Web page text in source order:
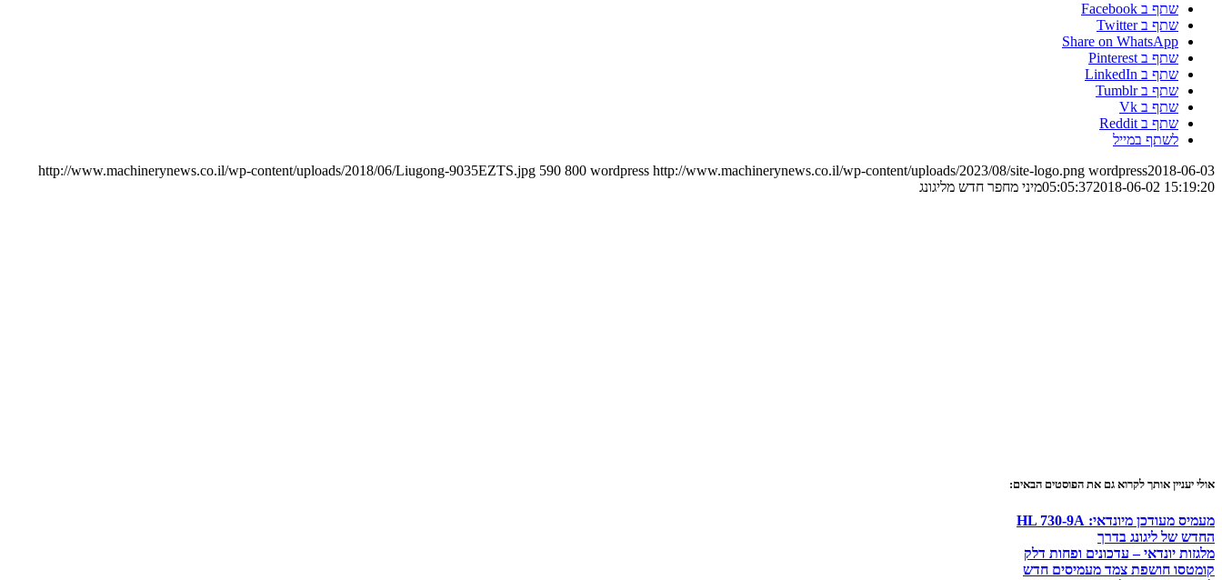
שתף ב Facebook
שתף ב Twitter
Share on WhatsApp
שתף ב Pinterest
שתף ב LinkedIn
שתף ב Tumblr
שתף ב Vk
שתף ב Reddit
לשתף במייל
http://www.machinerynews.co.il/wp-content/uploads/2018/06/Liugong-9035EZTS.jpg 590 800 wordpress http://www.machinerynews.co.il/wp-content/uploads/2023/08/site-logo.png wordpress2018-06-03
05:05:372018-06-02 15:19:20 מיני מחפר חדש מליגונג
אולי יעניין אותך לקרוא גם את הפוסטים הבאים:
מעמיס מעודכן מיונדאי: HL 730-9A
החדש של ליגונג בדרך
מלגזות יונדאי – עדכונים ופחות דלק
קומטסו חושפת צמד מעמיסים חדש